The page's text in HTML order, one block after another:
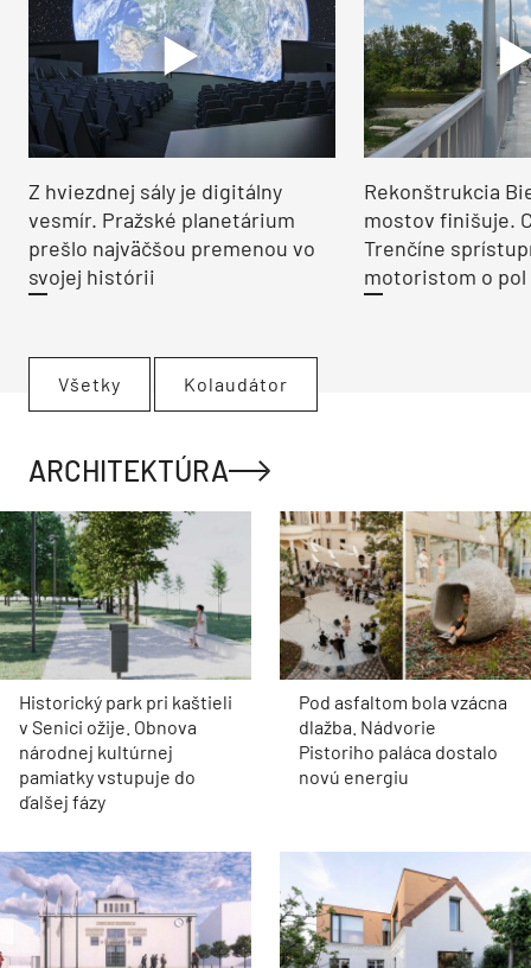
Z hviezdnej sály je digitálny
vesmír. Pražské planetárium
prešlo najväčšou premenou vo
svojej histórii
Rekonštrukcia
mostov finišuje.
Trenčíne
motoristom o pol
Všetky Kolaudátor
ARCHITEKTÚRA
Historický park pri kaštieli
v Senici ožije. Obnova
národnej kultúrnej
pamiatky vstupuje do
ďalšej fázy
Pod asfaltom bola vzácna
dlažba. Nádvorie
Pistoriho paláca dostalo
novú energiu